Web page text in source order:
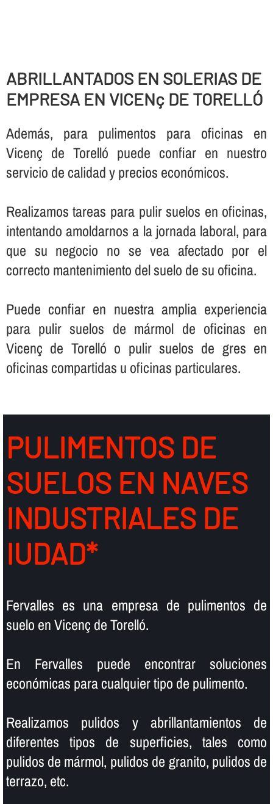
ABRILLANTADOS EN SOLERIAS DE
EMPRESA EN VICENç DE TORELLÓ
Además, para pulimentos para oficinas en
Vicenç de Torelló puede confiar en nuestro
servicio de calidad y precios económicos.
Realizamos tareas para pulir suelos en oficinas,
intentando amoldarnos a la jornada laboral, para
que su negocio no se vea afectado por el
correcto mantenimiento del suelo de su oficina.
Puede confiar en nuestra amplia experiencia
para pulir suelos de mármol de oficinas en
Vicenç de Torelló o pulir suelos de gres en
oficinas compartidas u oficinas particulares.
PULIMENTOS DE
SUELOS EN NAVES
INDUSTRIALES DE
IUDAD*
Fervalles es una empresa de pulimentos de
suelo en Vicenç de Torelló.
En Fervalles puede encontrar soluciones
económicas para cualquier tipo de pulimento.
Realizamos pulidos y abrillantamientos de
diferentes tipos de superficies, tales como
pulidos de mármol, pulidos de granito, pulidos de
terrazo, etc.